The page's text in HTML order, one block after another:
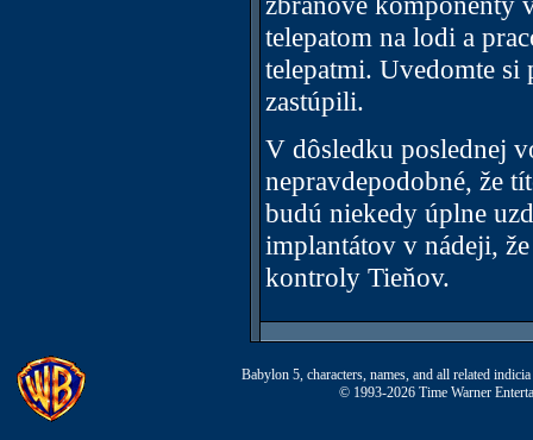
telepatom na lodi a
telepatmi. Uvedomte
zastúpili.
V dôsledku poslednej
nepravdepodobné, že
budú niekedy úplne
implantátov v nádeji,
kontroly Tieňov.
Babylon 5, characters, names, and all related
© 1993-2026 Time Warner